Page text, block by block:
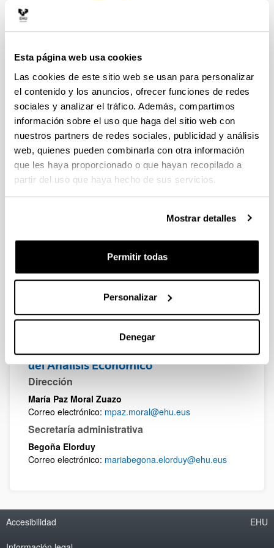
Esta página web usa cookies
Las cookies de este sitio web se usan para personalizar
el contenido y los anuncios, ofrecer funciones de redes
sociales y analizar el tráfico. Además, compartimos
información sobre el uso que haga del sitio web con
nuestros partners de redes sociales, publicidad y análisis
web, quienes pueden combinarla con otra información
que les haya proporcionado o que hayan recopilado a
partir del uso que haya hecho de sus servicios.
Mostrar detalles
Permitir todas
Personalizar
Denegar
Doctorado en Finanzas y Economía
Cuantitativas / PhD in Quantitative
Finance and Economics
Dirección
Jesús Vázquez
Correo electrónico:
jesus.vazquez@ehu.eus
Secretaría administrativa
Begoña Elorduy
Correo electrónico:mariabegona.elorduy@ehu.eus
Doctorado en Economía: Instrumentos
del Análisis Económico
Dirección
María Paz Moral Zuazo
Correo electrónico: mpaz.moral@ehu.eus
Secretaría administrativa
Begoña Elorduy
Correo electrónico: mariabegona.elorduy@ehu.eus
Accesibilidad EHU